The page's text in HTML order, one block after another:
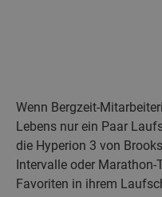
Wenn Bergzeit-
Lebens nur ein Paar
die Hyperion 3 von
Intervalle oder Marathon-
Favoriten in ihrem